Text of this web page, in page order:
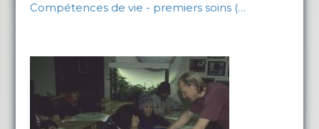
Compétences de vie - premiers soins (…